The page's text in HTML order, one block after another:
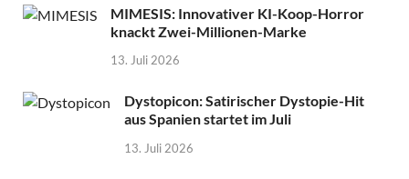
MIMESIS: Innovativer KI-Koop-Horror
knackt Zwei-Millionen-Marke
13. Juli 2026
Dystopicon: Satirischer Dystopie-Hit
aus Spanien startet im Juli
13. Juli 2026